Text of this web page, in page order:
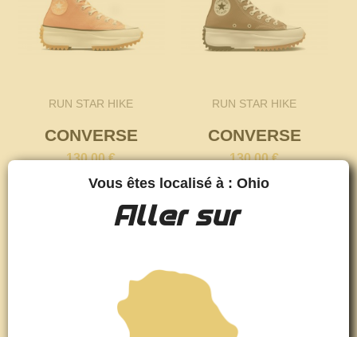
RUN STAR HIKE
CONVERSE
130,00 €
RUN STAR HIKE
CONVERSE
130,00 €
favorite_border
Vous êtes localisé à : Ohio
Aller sur